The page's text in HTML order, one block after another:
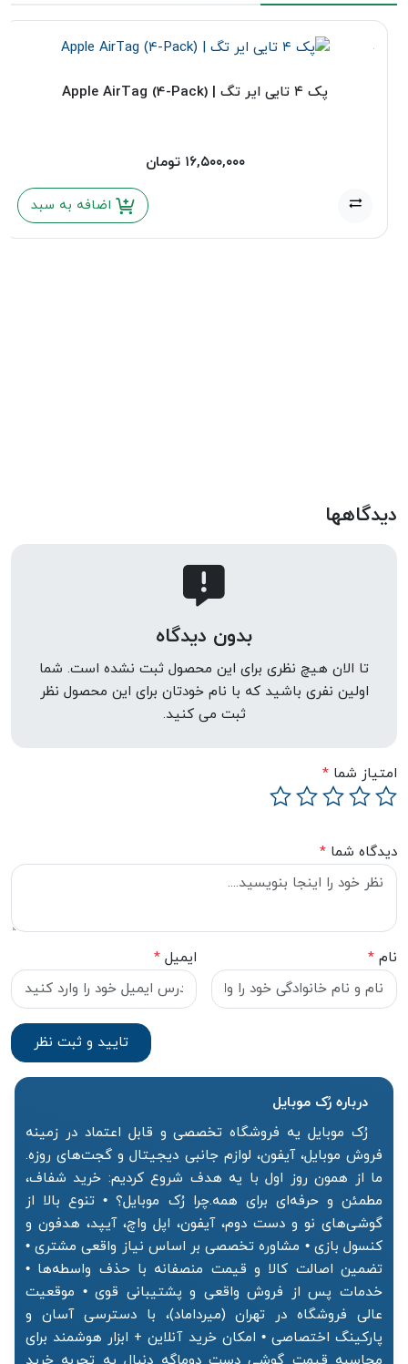
پک ۴ تایی ایر تگ | Apple AirTag (4-Pack)
۱۶,۵۰۰,۰۰۰ تومان
اضافه به سبد
دیدگاهها
بدون دیدگاه
تا الان هیچ نظری برای این محصول ثبت نشده است. شما
اولین نفری باشید که با نام خودتان برای این محصول نظر
ثبت می کنید.
امتیاز شما *
دیدگاه شما *
نام * ایمیل *
درباره رُک‌ موبایل
رُک موبایل یه فروشگاه تخصصی و قابل اعتماد در زمینه
فروش موبایل، آیفون، لوازم جانبی دیجیتال و گجت‌های روزه.
ما از همون روز اول با یه هدف شروع کردیم: خرید شفاف،
مطمئن و حرفه‌ای برای همه.چرا رُک موبایل؟ • تنوع بالا از
گوشی‌های نو و دست دوم، آیفون، اپل واچ، آیپد، هدفون و
کنسول بازی • مشاوره تخصصی بر اساس نیاز واقعی مشتری •
تضمین اصالت کالا و قیمت منصفانه با حذف واسطه‌ها •
خدمات پس از فروش واقعی و پشتیبانی قوی • موقعیت
عالی فروشگاه در تهران (میرداماد)، با دسترسی آسان و
پارکینگ اختصاصی • امکان خرید آنلاین + ابزار هوشمند برای